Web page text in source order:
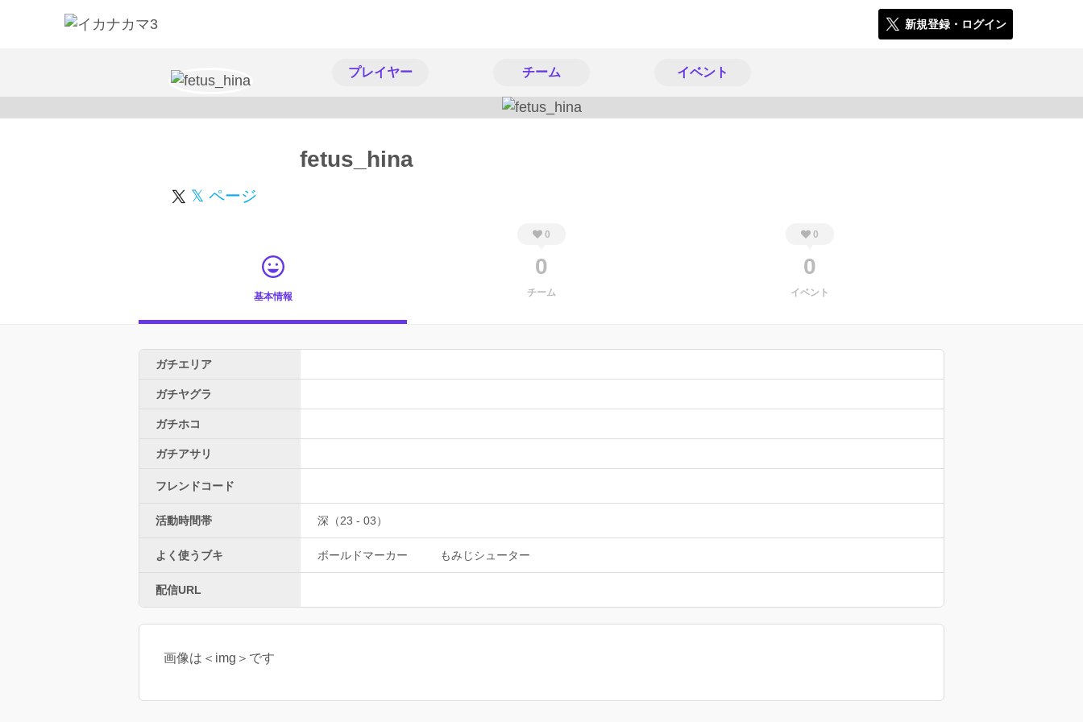
新規登録・ログイン
プレイヤー チーム イベント
fetus_hina
𝕏 ページ
基本情報
0
0
チーム
0
0
イベント
ガチエリア
ガチヤグラ
ガチホコ
ガチアサリ
フレンドコード
活動時間帯 深（23 - 03）
よく使うブキ ボールドマーカー もみじシューター
配信URL
画像は＜img＞です